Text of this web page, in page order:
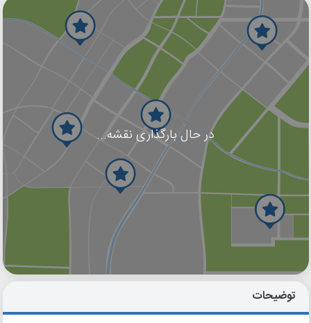
در حال بارگذاری نقشه...
گوگل
توضیحات